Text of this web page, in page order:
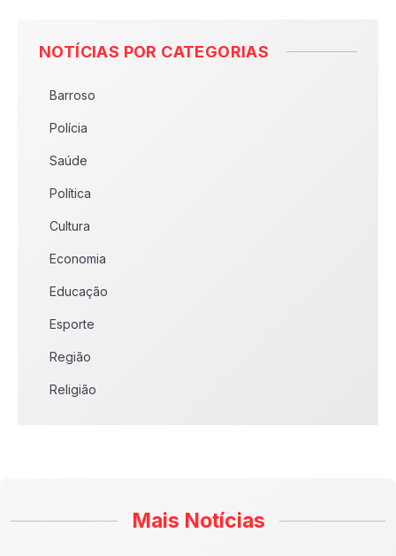
NOTÍCIAS POR CATEGORIAS
Barroso
Polícia
Saúde
Política
Cultura
Economia
Educação
Esporte
Região
Religião
Mais Notícias